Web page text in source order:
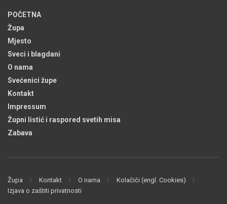
POČETNA
Župa
Mjesto
Sveci i blagdani
O nama
Svećenici župe
Kontakt
Impressum
Župni listić i raspored svetih misa
Zabava
Župa Kontakt O nama
Kolačići (engl. Cookies)
Izjava o zaštiti privatnosti